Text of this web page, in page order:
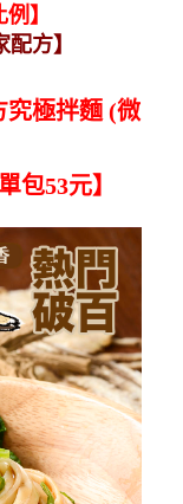
】
方】
究極拌麵 (微
包53元】